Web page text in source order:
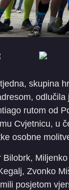
skupina
rutom od
Cvjetnicu, u
osobne
Bilobrk,
Zvonko
posjetom